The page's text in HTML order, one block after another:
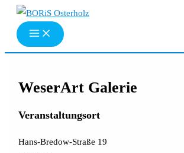
Zum
Inhalt
springen
WeserArt Galerie
Veranstaltungsort
Hans-Bredow-Straße 19